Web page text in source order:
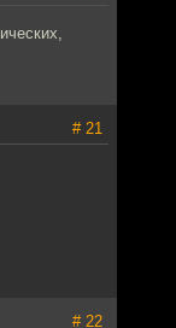
# 21
# 22